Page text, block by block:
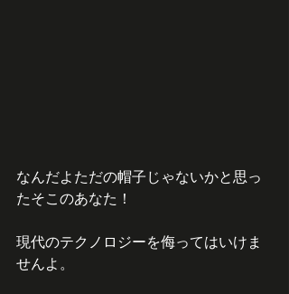
なんだよただの帽子じゃないかと思っ
たそこのあなた！
現代のテクノロジーを侮ってはいけま
せんよ。